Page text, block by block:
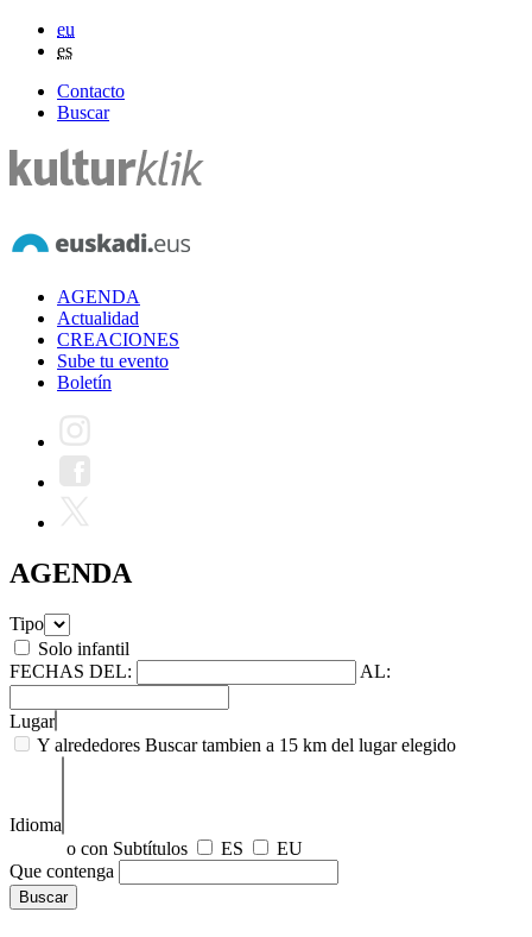
eu
es
Contacto
Buscar
AGENDA
Actualidad
CREACIONES
Sube tu evento
Boletín
AGENDA
Tipo
Solo infantil
FECHAS DEL: AL:
Lugar
Y alrededores Buscar tambien a 15 km del lugar elegido
Idioma
o con Subtítulos
ES
EU
Que contenga